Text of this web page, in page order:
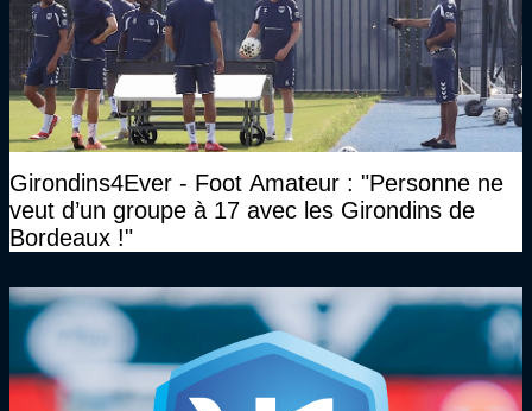
Girondins4Ever - Foot Amateur : "Personne ne
veut d’un groupe à 17 avec les Girondins de
Bordeaux !"